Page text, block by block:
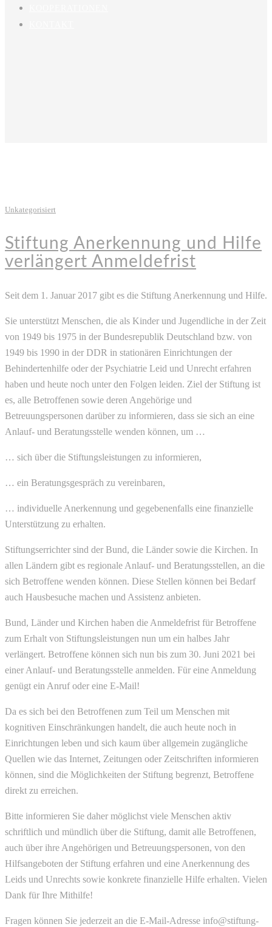
Unkategorisiert
Stiftung Anerkennung und Hilfe
verlängert Anmeldefrist
Seit dem 1. Januar 2017 gibt es die Stiftung Anerkennung und Hilfe.
Sie unterstützt Menschen, die als Kinder und Jugendliche in der Zeit
von 1949 bis 1975 in der Bundesrepublik Deutschland bzw. von
1949 bis 1990 in der DDR in stationären Einrichtungen der
Behindertenhilfe oder der Psychiatrie Leid und Unrecht erfahren
haben und heute noch unter den Folgen leiden. Ziel der Stiftung ist
es, alle Betroffenen sowie deren Angehörige und
Betreuungspersonen darüber zu informieren, dass sie sich an eine
Anlauf- und Beratungsstelle wenden können, um …
… sich über die Stiftungsleistungen zu informieren,
… ein Beratungsgespräch zu vereinbaren,
… individuelle Anerkennung und gegebenenfalls eine finanzielle
Unterstützung zu erhalten.
Stiftungserrichter sind der Bund, die Länder sowie die Kirchen. In
allen Ländern gibt es regionale Anlauf- und Beratungsstellen, an die
sich Betroffene wenden können. Diese Stellen können bei Bedarf
auch Hausbesuche machen und Assistenz anbieten.
Bund, Länder und Kirchen haben die Anmeldefrist für Betroffene
zum Erhalt von Stiftungsleistungen nun um ein halbes Jahr
verlängert. Betroffene können sich nun bis zum 30. Juni 2021 bei
einer Anlauf- und Beratungsstelle anmelden. Für eine Anmeldung
genügt ein Anruf oder eine E-Mail!
Da es sich bei den Betroffenen zum Teil um Menschen mit
kognitiven Einschränkungen handelt, die auch heute noch in
Einrichtungen leben und sich kaum über allgemein zugängliche
Quellen wie das Internet, Zeitungen oder Zeitschriften informieren
können, sind die Möglichkeiten der Stiftung begrenzt, Betroffene
direkt zu erreichen.
Bitte informieren Sie daher möglichst viele Menschen aktiv
schriftlich und mündlich über die Stiftung, damit alle Betroffenen,
auch über ihre Angehörigen und Betreuungspersonen, von den
Hilfsangeboten der Stiftung erfahren und eine Anerkennung des
Leids und Unrechts sowie konkrete finanzielle Hilfe erhalten. Vielen
Dank für Ihre Mithilfe!
Fragen können Sie jederzeit an die E-Mail-Adresse info@stiftung-